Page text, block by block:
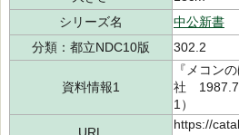
シリーズ名
中公新書
分類：都立NDC10版
302.2
資料情報1
『メコン
社 1987.7
1）
https://